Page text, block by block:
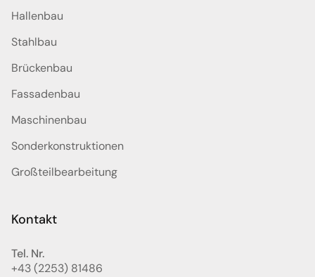
Hallenbau
Stahlbau
Brückenbau
Fassadenbau
Maschinenbau
Sonderkonstruktionen
Großteilbearbeitung
Kontakt
Tel. Nr.
+43 (2253) 81486